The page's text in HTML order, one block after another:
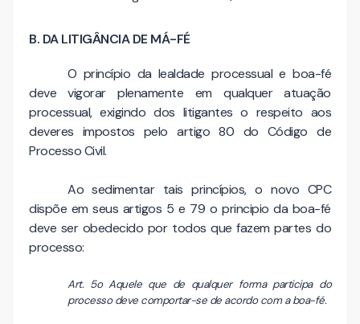
B. DA LITIGÂNCIA DE MÁ-FÉ
O princípio da lealdade processual e boa-fé
deve vigorar plenamente em qualquer atuação
processual, exigindo dos litigantes o respeito aos
deveres impostos pelo artigo 80 do Código de
Processo Civil.
Ao sedimentar tais princípios, o novo CPC
dispõe em seus artigos 5 e 79 o principio da boa-fé
deve ser obedecido por todos que fazem partes do
processo:
Art. 5o Aquele que de qualquer forma participa do
processo deve comportar-se de acordo com a boa-fé.